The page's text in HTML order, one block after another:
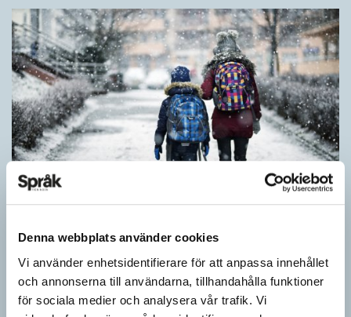
Denna webbplats använder cookies
Vi använder enhetsidentifierare för att anpassa innehållet
och annonserna till användarna, tillhandahålla funktioner
för sociala medier och analysera vår trafik. Vi
Särskolan byter namn
SPRÅKBLOGGEN
Grundsärskola byter namn till anpassad grundskola och
gymnasiesärskolan till anpassad gymnasieskola. En som har